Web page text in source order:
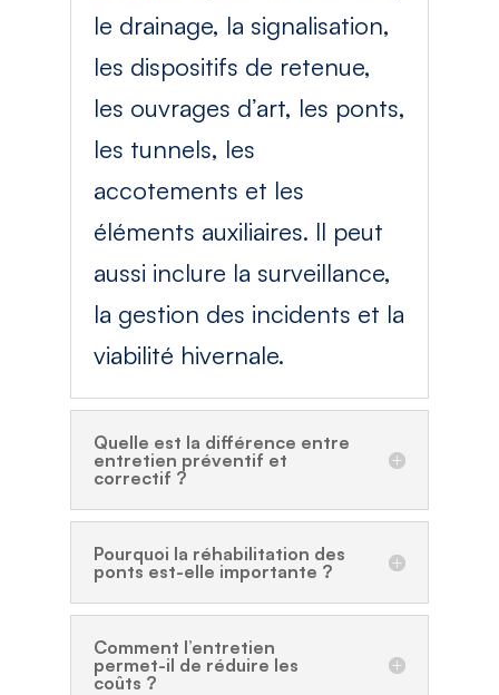
le drainage, la signalisation,
les dispositifs de retenue,
les ouvrages d’art, les ponts,
les tunnels, les
accotements et les
éléments auxiliaires. Il peut
aussi inclure la surveillance,
la gestion des incidents et la
viabilité hivernale.
Quelle est la différence entre
entretien préventif et
correctif ?
Pourquoi la réhabilitation des
ponts est-elle importante ?
Comment l’entretien
permet-il de réduire les
coûts ?